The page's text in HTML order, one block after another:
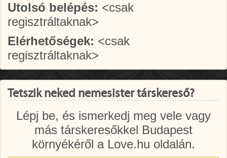
Utolsó belépés: <csak
regisztráltaknak>
Elérhetőségek: <csak
regisztráltaknak>
Tetszik neked nemesister társkereső?
Lépj be, és ismerkedj meg vele vagy
más társkeresőkkel Budapest
környékéről a Love.hu oldalán.